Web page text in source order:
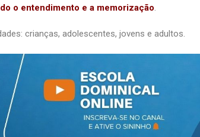
o entendimento e a memorização.
crianças, adolescentes, jovens e adultos.